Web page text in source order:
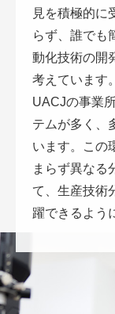
見を積極的に
らず、誰でも
動化技術の開
考えています。
UACJの事業
テムが多く、
います。この
まらず異なる
て、生産技術
躍できるよう